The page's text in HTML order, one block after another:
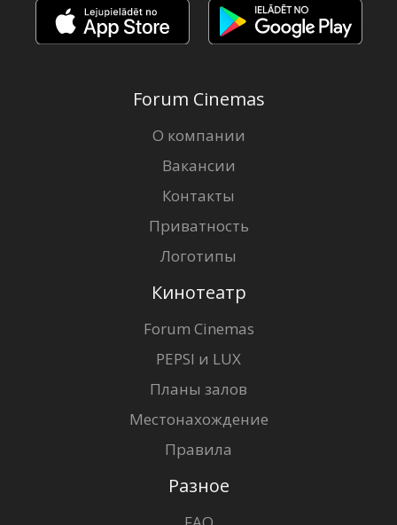
Forum Cinemas
О компании
Вакансии
Контакты
Приватность
Логотипы
Кинотеатр
Forum Cinemas
PEPSI и LUX
Планы залов
Местонахождение
Правила
Разное